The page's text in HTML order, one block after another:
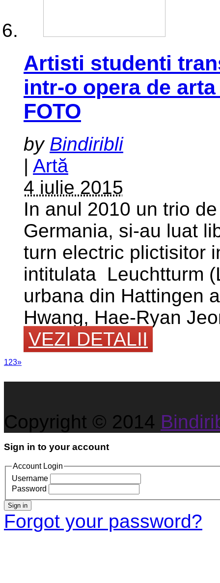
Artisti studenti
intr-o opera de
FOTO
by Bindiribli
| Artă
4 iulie 2015
In anul 2010 un trio
Germania, si-au luat
turn electric plictisitor
intitulata Leuchtturm
urbana din Hattingen
Hwang, Hae-Ryan
VEZI DETALII
123»
Copyright © 2014
Sign in to your account
Account Login
Username
Password
Sign in
Forgot your password?